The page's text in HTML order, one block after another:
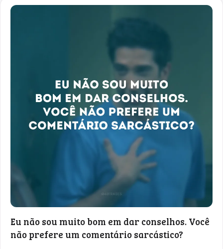
Eu não sou muito bom em dar conselhos. Você
não prefere um comentário sarcástico?